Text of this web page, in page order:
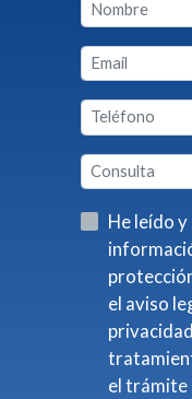
He leído y
protección de
el aviso legal y la
privacidad y acepto el
el trámite